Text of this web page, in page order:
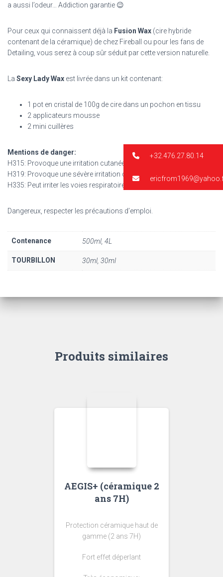
a aussi l’odeur… Addiction garantie 😉
Pour ceux qui connaissent déjà la Fusion Wax (cire hybride
contenant de la céramique) de chez Fireball ou pour les fans de
Detailing, vous serez à coup sûr séduit par cette version naturelle.
La Sexy Lady Wax est livrée dans un kit contenant:
1 pot en cristal de 100g de cire dans un pochon en tissu
2 applicateurs mousse
2 mini cuillères
Mentions de danger:
H315: Provoque une irritation cutanée.
H319: Provoque une sévère irritation des yeux.
H335: Peut irriter les voies respiratoires.
Dangereux, respecter les précautions d’emploi.
Contenance 500ml, 4L
TOURBILLON 30ml, 30ml
Produits similaires
AEGIS+ (céramique 2
ans 7H)
Protection céramique haut de
gamme (2 ans 7H)
Fort effet déperlant
+32.476.27.80.14